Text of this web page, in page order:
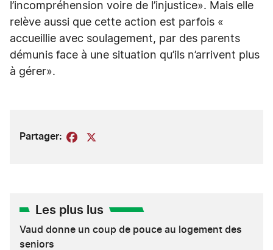
l’incompréhension voire de l’injustice». Mais elle
relève aussi que cette action est parfois «
accueillie avec soulagement, par des parents
démunis face à une situation qu’ils n’arrivent plus
à gérer».
Partager: Facebook
Les plus lus
Vaud donne un coup de pouce au logement des
seniors